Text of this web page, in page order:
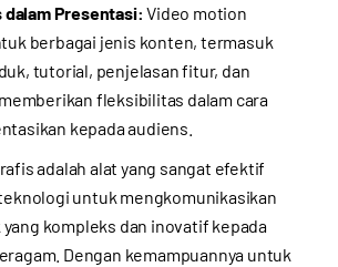
dalam Presentasi: Video motion
berbagai jenis konten, termasuk
tutorial, penjelasan fitur, dan
fleksibilitas dalam cara
kepada audiens.
adalah alat yang sangat efektif
untuk mengkomunikasikan
kompleks dan inovatif kepada
Dengan kemampuannya untuk